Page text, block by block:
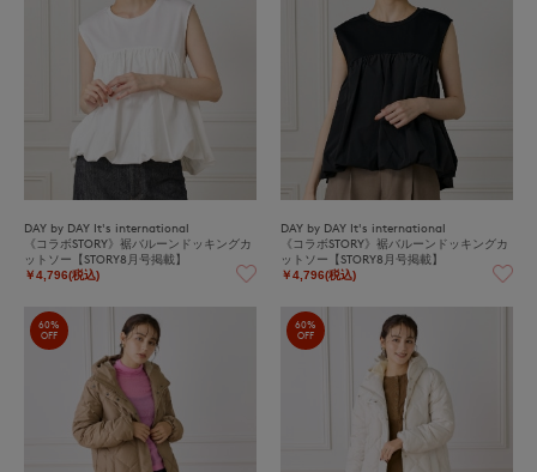
DAY by DAY It's international
《コラボSTORY》裾バルーンドッキングカ
ットソー【STORY8月号掲載】
￥4,796(税込)
DAY by DAY It's international
《コラボSTORY》裾バルーンドッキングカ
ットソー【STORY8月号掲載】
￥4,796(税込)
60%
OFF
60%
OFF